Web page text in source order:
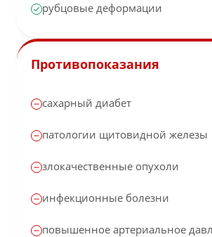
рубцовые деформации
Противопоказания
сахарный диабет
патологии щитовидной железы
злокачественные опухоли
инфекционные болезни
повышенное артериальное